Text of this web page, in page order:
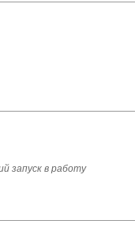
запуск в работу